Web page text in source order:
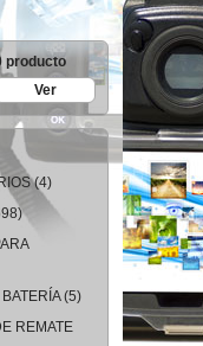
producto
Ver
(4)
(5)
REMATE